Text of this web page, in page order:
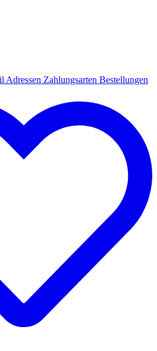
Adressen Zahlungsarten Bestellungen